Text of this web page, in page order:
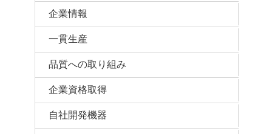
企業情報
一貫生産
品質への取り組み
企業資格取得
自社開発機器